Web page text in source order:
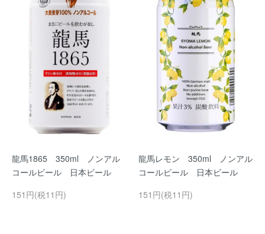
龍馬1865 350ml ノンアル
コールビール 日本ビール
151円(税11円)
龍馬レモン 350ml ノンアル
コールビール 日本ビール
151円(税11円)